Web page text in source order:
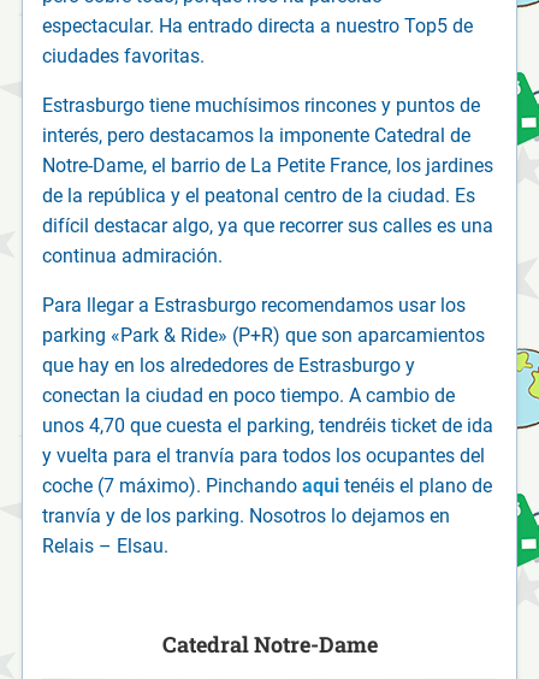
espectacular. Ha entrado directa a nuestro Top5 de
ciudades favoritas.
Estrasburgo tiene muchísimos rincones y puntos de
interés, pero destacamos la imponente Catedral de
Notre-Dame, el barrio de La Petite France, los jardines
de la república y el peatonal centro de la ciudad. Es
difícil destacar algo, ya que recorrer sus calles es una
continua admiración.
Para llegar a Estrasburgo recomendamos usar los
parking «Park & Ride» (P+R) que son aparcamientos
que hay en los alrededores de Estrasburgo y
conectan la ciudad en poco tiempo. A cambio de
unos 4,70 que cuesta el parking, tendréis ticket de ida
y vuelta para el tranvía para todos los ocupantes del
coche (7 máximo). Pinchandoaqui tenéis el plano de
tranvía y de los parking. Nosotros lo dejamos en
Relais – Elsau.
Catedral Notre-Dame